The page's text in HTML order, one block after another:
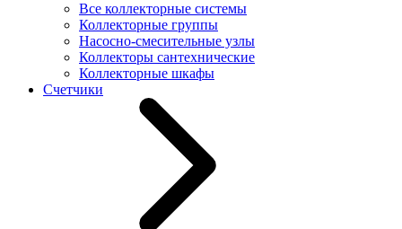
Все коллекторные системы
Коллекторные группы
Насосно-смесительные узлы
Коллекторы сантехнические
Коллекторные шкафы
Счетчики